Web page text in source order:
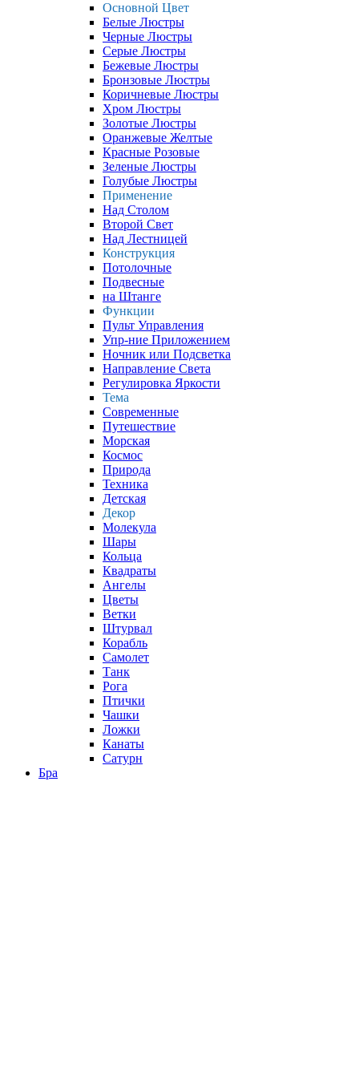
Основной Цвет
Белые Люстры
Черные Люстры
Серые Люстры
Бежевые Люстры
Бронзовые Люстры
Коричневые Люстры
Хром Люстры
Золотые Люстры
Оранжевые Желтые
Красные Розовые
Зеленые Люстры
Голубые Люстры
Применение
Над Столом
Второй Свет
Над Лестницей
Конструкция
Потолочные
Подвесные
на Штанге
Функции
Пульт Управления
Упр-ние Приложением
Ночник или Подсветка
Направление Света
Регулировка Яркости
Тема
Современные
Путешествие
Морская
Космос
Природа
Техника
Детская
Декор
Молекула
Шары
Кольца
Квадраты
Ангелы
Цветы
Ветки
Штурвал
Корабль
Самолет
Танк
Рога
Птички
Чашки
Ложки
Канаты
Сатурн
Бра